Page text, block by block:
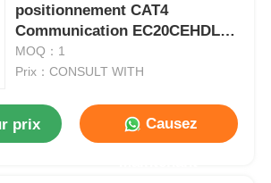
positionnement CAT4
Communication EC20CEHDLG-
MINIPCIE-CB
MOQ：1
Prix：CONSULT WITH
prix Causez